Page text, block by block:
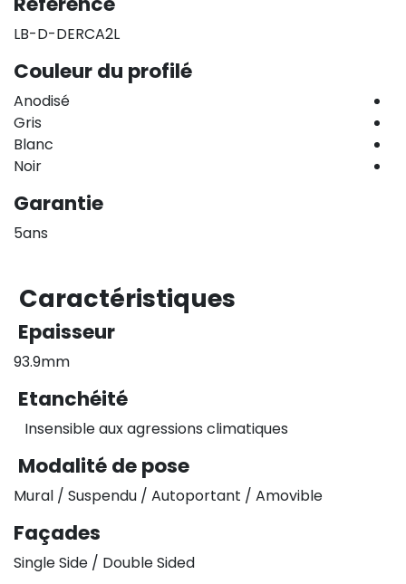
LB-D-DERCA2L
Couleur du profilé
Anodisé
Gris
Blanc
Noir
Garantie
Caractéristiques
Epaisseur
Etanchéité
Insensible aux agressions climatiques
Modalité de pose
Mural / Suspendu / Autoportant / Amovible
Façades
Single Side / Double Sided